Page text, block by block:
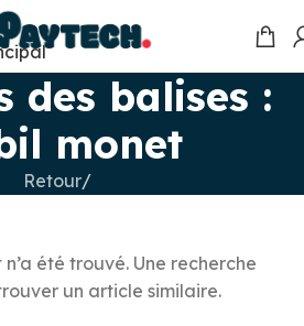
des balises :
monet
Retour/
été trouvé. Une recherche
un article similaire.